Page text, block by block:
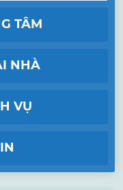
TÂM
NHÀ
VỤ